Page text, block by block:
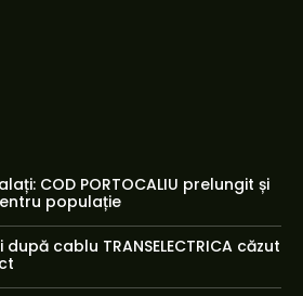
COD PORTOCALIU prelungit și
populație
cablu TRANSELECTRICA căzut